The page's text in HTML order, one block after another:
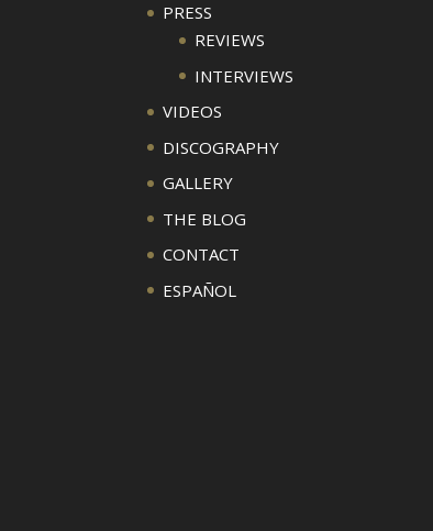
PRESS
REVIEWS
INTERVIEWS
VIDEOS
DISCOGRAPHY
GALLERY
THE BLOG
CONTACT
ESPAÑOL